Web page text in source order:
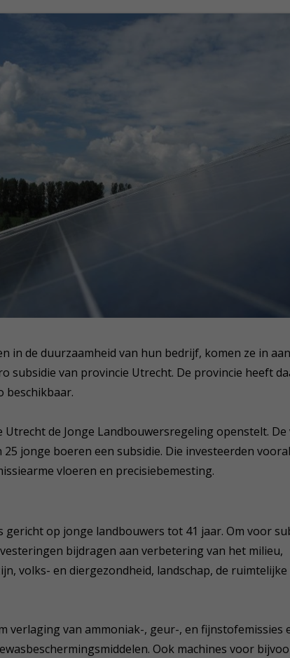
in de duurzaamheid van hun bedrijf, komen ze in
subsidie van provincie Utrecht. De provincie heeft
beschikbaar.
Utrecht de Jonge Landbouwersregeling openstelt.
jonge boeren een subsidie. Die investeerden
vloeren en precisiebemesting.
gericht op jonge landbouwers tot 41 jaar. Om voor
bijdragen aan verbetering van het milieu,
volks- en diergezondheid, landschap, de
verlaging van ammoniak-, geur-, en fijnstofemissies
Ook machines voor